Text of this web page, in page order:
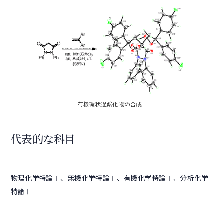
有機環状過酸化物の合成
代表的な科目
物理化学特論Ⅰ、無機化学特論Ⅰ、有機化学特論Ⅰ、分析化学
特論Ⅰ